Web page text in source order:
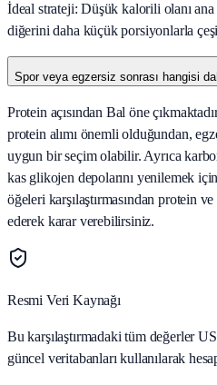
İdeal strateji: Düşük kalorili olanı
diğerini daha küçük porsiyonlarla
Spor veya egzersiz sonrası hangisi
Protein açısından Bal öne
protein alımı önemli olduğundan,
uygun bir seçim olabilir. Ayrıca
kas glikojen depolarını yenilemek
öğeleri karşılaştırmasından protein
ederek karar verebilirsiniz.
Resmi Veri Kaynağı
Bu karşılaştırmadaki tüm değerler
güncel veritabanları kullanılarak